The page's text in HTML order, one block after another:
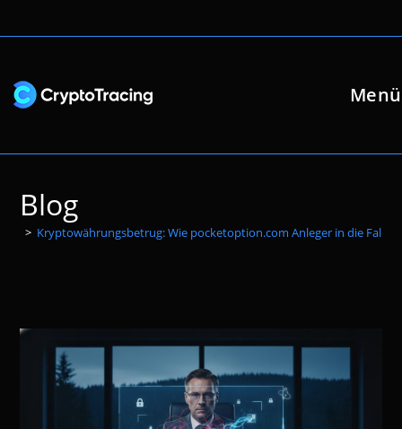
Inhalt
Menü
Blog
> Kryptowährungsbetrug: Wie pocketoption.com Anleger in die Falle